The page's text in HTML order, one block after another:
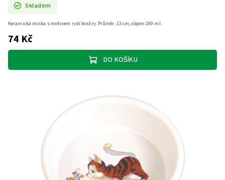
Skladem
74 Kč
DO KOŠÍKU
Keramická miska s motivem rybí kostry. Průměr: 13 cm, objem 200 ml.